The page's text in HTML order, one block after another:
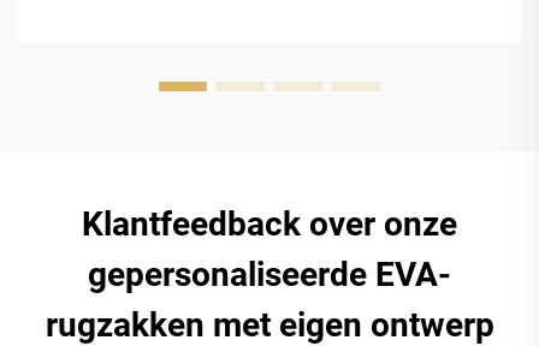
Klantfeedback over onze
gepersonaliseerde EVA-
rugzakken met eigen ontwerp